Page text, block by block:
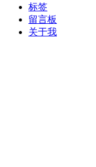
标签
留言板
关于我